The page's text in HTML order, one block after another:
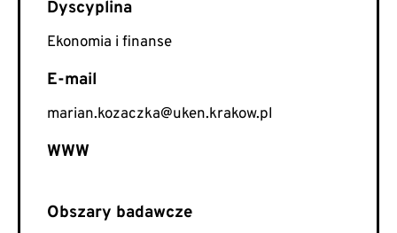
Ekonomia i finanse
E-mail
marian.kozaczka@uken.krakow.pl
WWW